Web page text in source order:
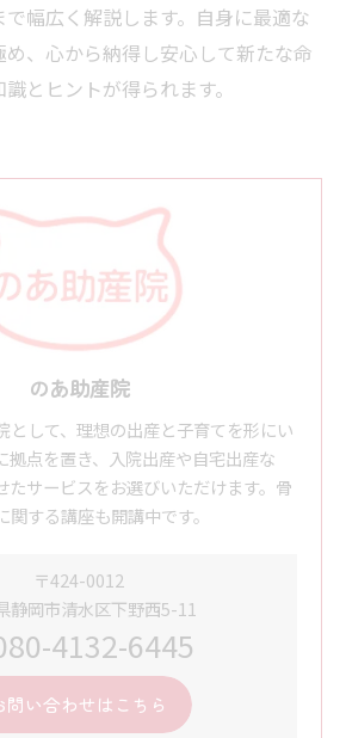
幅広く解説します。自身に最適な
、心から納得し安心して新たな命
とヒントが得られます。
のあ助産院
として、理想の出産と子育てを形にい
拠点を置き、入院出産や自宅出産な
たサービスをお選びいただけます。骨
する講座も開講中です。
〒424-0012
静岡市清水区下野西5-11
4132-6445
問い合わせはこちら